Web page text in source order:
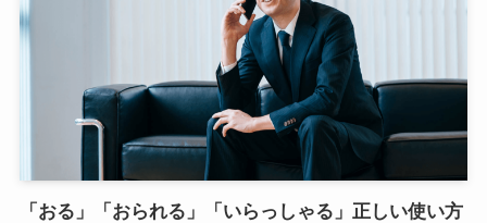
「おる」「おられる」「いらっしゃる」正しい使い方